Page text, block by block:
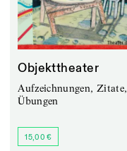
Objekttheater
Aufzeichnungen, Zitate,
Übungen
15,00 €